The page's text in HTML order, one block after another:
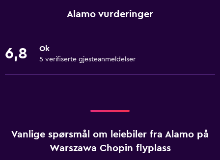
Alamo vurderinger
6,8 Ok
5 verifiserte gjesteanmeldelser
Vanlige spørsmål om leiebiler fra Alamo på
Warszawa Chopin flyplass